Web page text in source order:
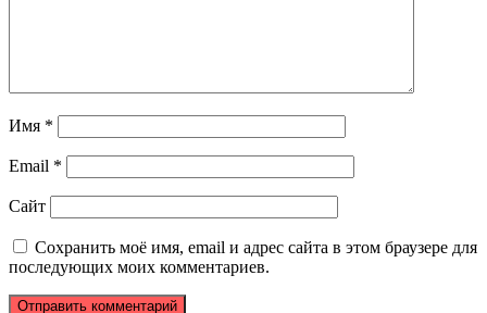
Имя *
Email *
Сайт
Сохранить моё имя, email и адрес сайта в этом браузере для
последующих моих комментариев.